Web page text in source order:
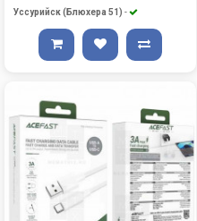
Уссурийск (Блюхера 51) -